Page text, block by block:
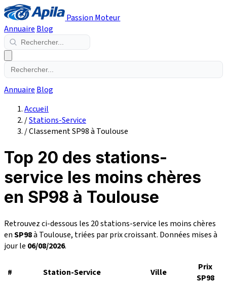
Passion Moteur
Annuaire Blog
Annuaire Blog
Accueil
/Stations-Service
/Classement SP98 à Toulouse
Top 20 des stations-
service les moins chères
en SP98 à Toulouse
Retrouvez ci-dessous les 20 stations-service les moins chères
enSP98à Toulouse, triées par prix croissant. Données mises à
jour le 06/08/2026.
# Station-Service Ville
Prix
SP98